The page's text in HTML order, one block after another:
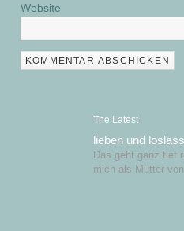
Website
The Latest
lieben und
Das geht ganz tief
mich als Mutter